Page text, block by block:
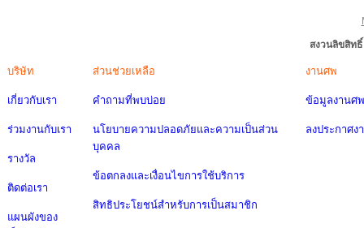
สงวนลิขสิท
บริษัท
เกี่ยวกับเรา
ร่วมงานกับเรา
รางวัล
ติดต่อเรา
แผนผังของ
ส่วนช่วยเหลือ
คำถามที่พบบ่อย
นโยบายความปลอดภัยและความเป็นส่วน
บุคคล
ข้อตกลงและเงื่อนไขการใช้บริการ
สิทธิประโยชน์สำหรับการเป็นสมาชิก
งานศพ
ข้อมูลงานศพ
ลงประกาศง